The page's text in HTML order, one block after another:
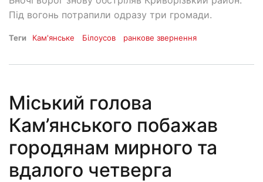
Під вогонь потрапили одразу три громади.
Теги Кам'янське Білоусов ранкове звернення
Міський голова
Кам’янського побажав
городянам мирного та
вдалого четверга